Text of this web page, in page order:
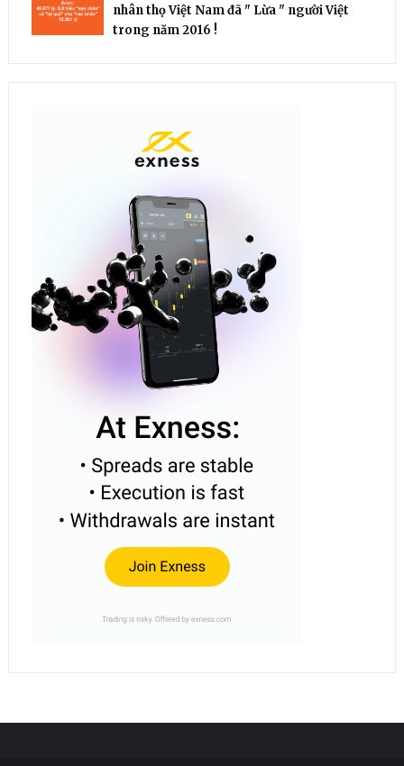
nhân thọ Việt Nam đã " Lừa " người Việt
trong năm 2016 !